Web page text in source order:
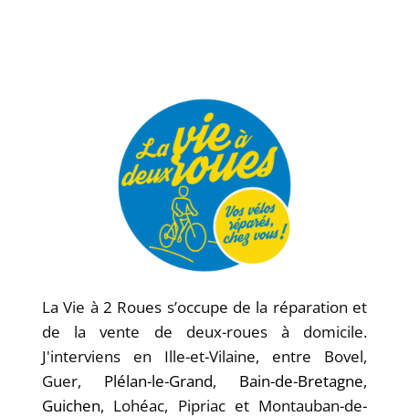
La Vie à 2 Roues s’occupe de la réparation et
de la vente de deux-roues à domicile.
J'interviens en Ille-et-Vilaine, entre Bovel,
Guer, Plélan-le-Grand, Bain-de-Bretagne,
Guichen, Lohéac, Pipriac et Montauban-de-